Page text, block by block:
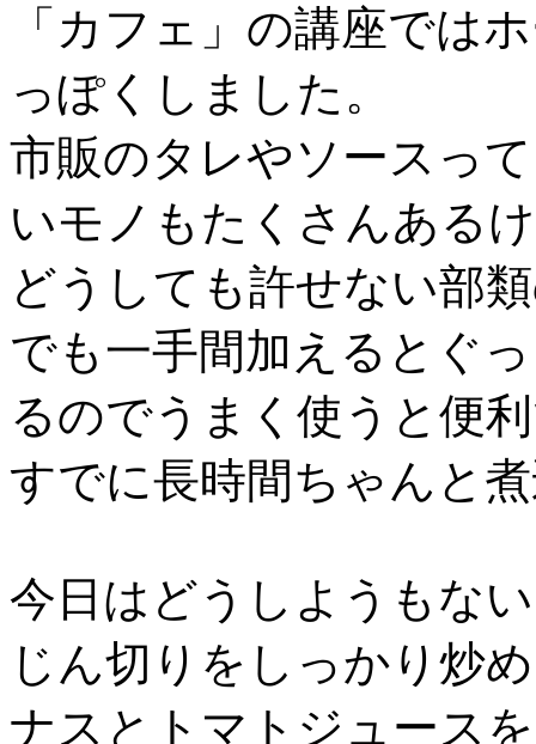
「カフェ」の講座では
っぽくしました。
市販のタレやソースっ
いモノもたくさんある
どうしても許せない部
でも一手間加えるとぐ
るのでうまく使うと便
すでに長時間ちゃんと
今日はどうしようもな
じん切りをしっかり炒
ナスとトマトジュース